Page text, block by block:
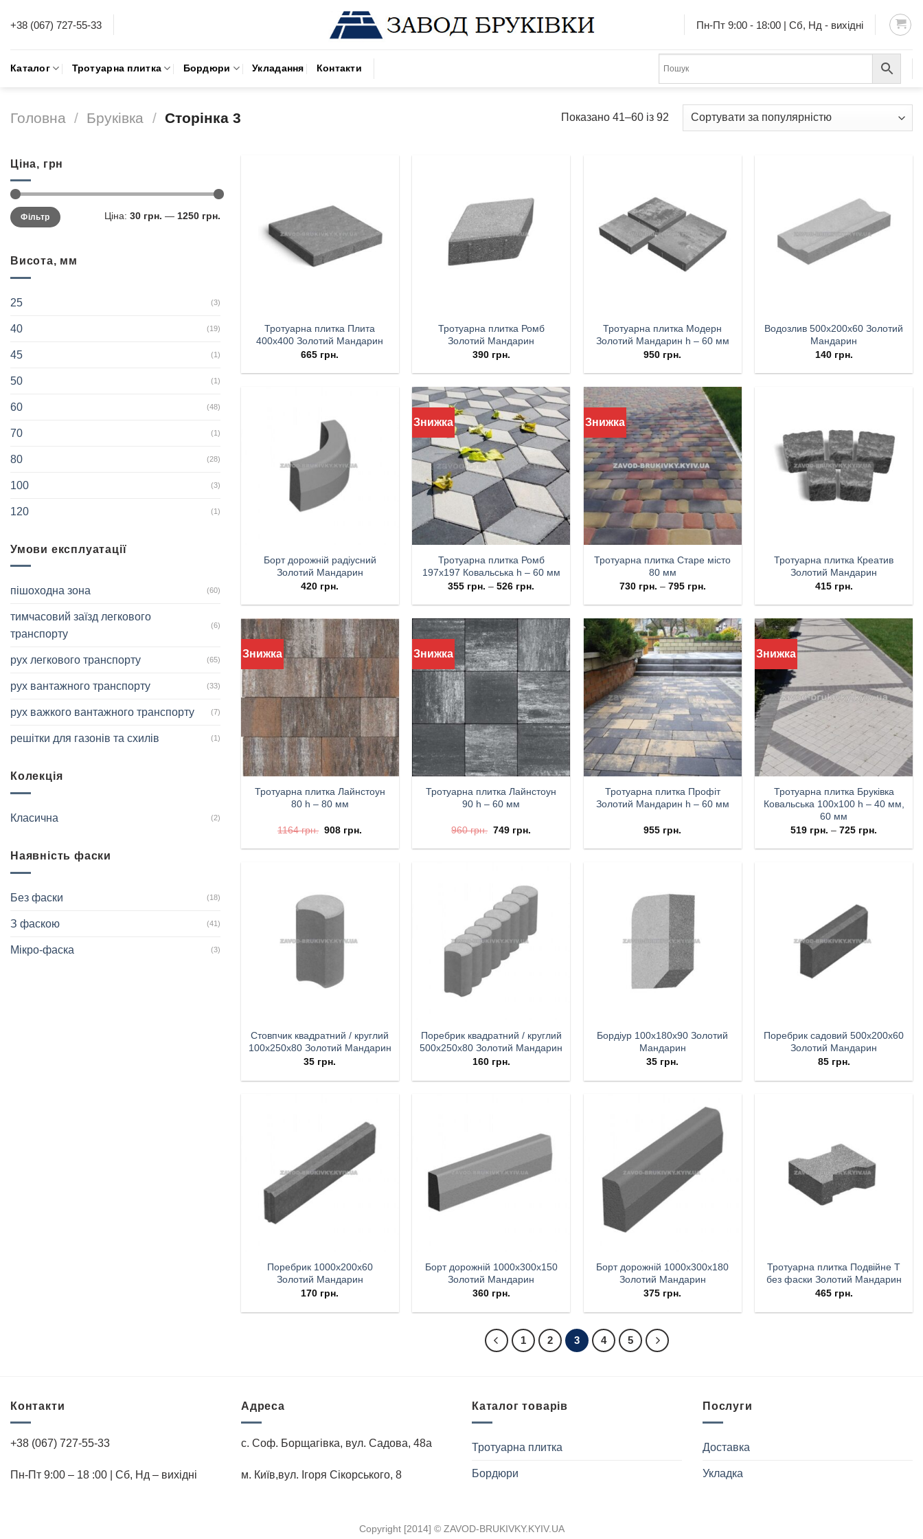
+38 (067) 727-55-33 Пн-Пт 9:00 - 18:00 | Сб, Нд - вихідні
Каталог Тротуарна плитка Бордюри Укладання Контакти
Головна / Бруківка / Сторінка 3 Показано 41–60 із 92
Ціна, грн
Фільтр Ціна: 30 грн. — 1250 грн.
Висота, мм
25 (3)
40 (19)
45 (1)
50 (1)
60 (48)
70 (1)
80 (28)
100 (3)
120 (1)
Умови експлуатації
пішоходна зона (60)
тимчасовий заїзд легкового
транспорту
(6)
рух легкового транспорту (65)
рух вантажного транспорту (33)
рух важкого вантажного транспорту (7)
решітки для газонів та схилів (1)
Колекція
Класична (2)
Наявність фаски
Без фаски (18)
З фаскою (41)
Мікро-фаска (3)
Тротуарна плитка Плита
400х400 Золотий Мандарин
665 грн.
Тротуарна плитка Ромб
Золотий Мандарин
390 грн.
Тротуарна плитка Модерн
Золотий Мандарин h – 60 мм
950 грн.
Водозлив 500х200х60 Золотий
Мандарин
140 грн.
Борт дорожній радіусний
Золотий Мандарин
420 грн.
Знижка
Тротуарна плитка Ромб
197х197 Ковальська h – 60 мм
355 грн. –526 грн.
Знижка
Тротуарна плитка Старе місто
80 мм
730 грн. – 795 грн.
Тротуарна плитка Креатив
Золотий Мандарин
415 грн.
Знижка
Тротуарна плитка Лайнстоун
80 h – 80 мм
1164грн. 908 грн.
Знижка
Тротуарна плитка Лайнстоун
90 h – 60 мм
960грн. 749 грн.
Тротуарна плитка Профіт
Золотий Мандарин h – 60 мм
955 грн.
Знижка
Тротуарна плитка Бруківка
Ковальська 100х100 h – 40 мм,
60 мм
519 грн. –725 грн.
Стовпчик квадратний / круглий
100х250х80 Золотий Мандарин
35 грн.
Поребрик квадратний / круглий
500х250х80 Золотий Мандарин
160 грн.
Бордіур 100х180х90 Золотий
Мандарин
35 грн.
Поребрик садовий 500х200х60
Золотий Мандарин
85 грн.
Поребрик 1000х200х60
Золотий Мандарин
170 грн.
Борт дорожній 1000х300х150
Золотий Мандарин
360 грн.
Борт дорожній 1000х300х180
Золотий Мандарин
375 грн.
Тротуарна плитка Подвійне Т
без фаски Золотий Мандарин
465 грн.
1 2 3 4 5
Контакти
+38 (067) 727-55-33
Пн-Пт 9:00 – 18 :00 | Cб, Нд – вихідні
Адреса
с. Соф. Борщагівка, вул. Садова, 48а
м. Київ,вул. Iгоря Сiкорського, 8
Каталог товарів
Тротуарна плитка
Бордюри
Послуги
Доставка
Укладка
Copyright [2014] © ZAVOD-BRUKIVKY.KYIV.UA